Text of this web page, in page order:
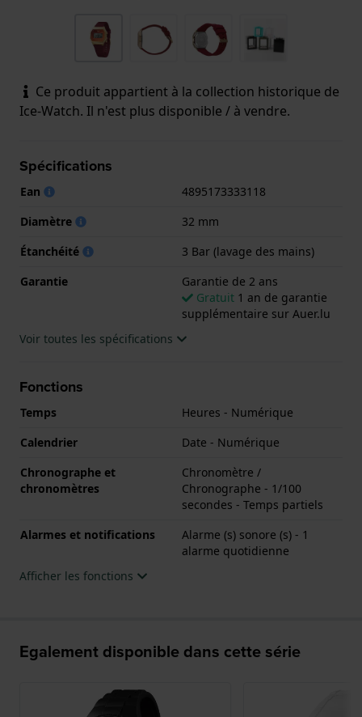
Ce produit appartient à la collection historique de
Ice-Watch. Il n'est plus disponible / à vendre.
Spécifications
Ean
4895173333118
Diamètre
32 mm
Étanchéité
3 Bar (lavage des mains)
Garantie
Garantie de 2 ans
Gratuit 1 an de garantie
supplémentaire sur Auer.lu
Voir toutes les spécifications
Fonctions
Temps
Heures - Numérique
Calendrier
Date - Numérique
Chronographe et
chronomètres
Chronomètre /
Chronographe - 1/100
secondes - Temps partiels
Alarmes et notifications
Alarme (s) sonore (s) - 1
alarme quotidienne
Afficher les fonctions
Egalement disponible dans cette série